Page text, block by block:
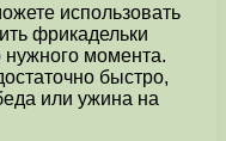
использовать
фрикадельки
нужного момента.
быстро,
или ужина на